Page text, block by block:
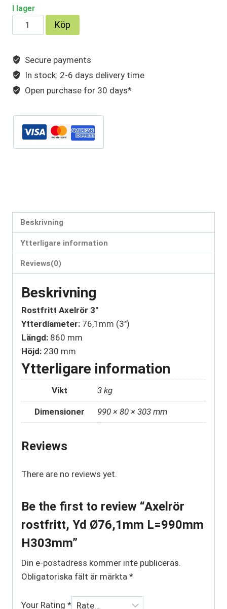
I lager
Axelrör
rostfritt,
Ø76,1mm
L=990mm
H303mm
Köp
Secure payments
In stock: 2-6 days delivery time
Open purchase for 30 days*
Beskrivning
Ytterligare information
Reviews(0)
Beskrivning
Rostfritt Axelrör 3″
Ytterdiameter: 76,1mm (3″)
Längd: 860 mm
Höjd: 230 mm
Ytterligare information
Vikt 3 kg
Dimensioner 990 × 80 × 303 mm
Reviews
There are no reviews yet.
Be the first to review “Axelrör
rostfritt, Yd Ø76,1mm L=990mm
H303mm”
Din e-postadress kommer inte publiceras.
Obligatoriska fält är märkta *
Your Rating *